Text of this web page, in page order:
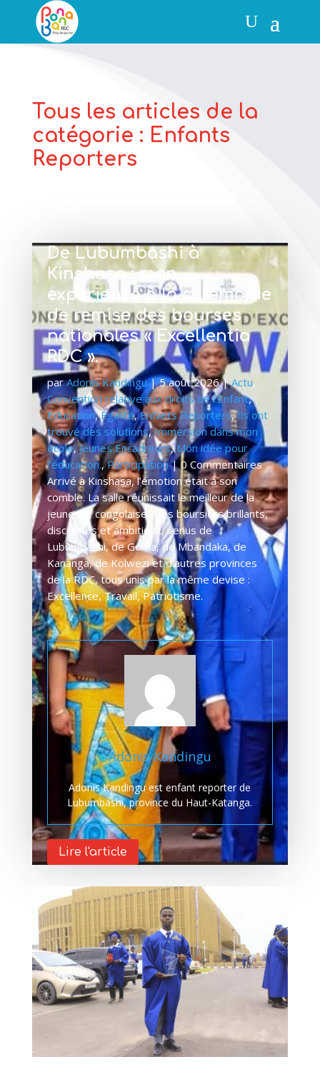
Tous les articles de la
catégorie : Enfants
Reporters
De Lubumbashi à
Kinshasa : mon
expérience à la cérémonie
de remise des bourses
nationales « Excellentia
RDC ».
parAdonis Kandingu|5 août 2026|Actu,
Convention relative aux droits de l'Enfant,
Education,Egalité,Enfants Reporters,Ils ont
trouvé des solutions,Immersion dans mon
école,Jeunes Encadreurs,Mon idée pour
l’éducation.,Participation| 0 Commentaires
Arrivé à Kinshasa, l’émotion était à son
comble. La salle réunissait le meilleur de la
jeunesse congolaise : des boursiers brillants,
disciplinés et ambitieux, venus de
Lubumbashi, de Goma, de Mbandaka, de
Kananga, de Kolwezi et d’autres provinces
de la RDC, tous unis par la même devise :
Excellence, Travail, Patriotisme.
Adonis Kandingu
Adonis Kandingu est enfant reporter de
Lubumbashi, province du Haut-Katanga.
Lire l'article